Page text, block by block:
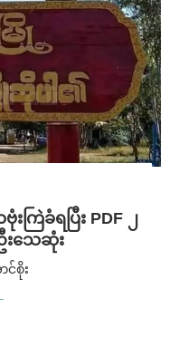
ကြဲခံရပြီး PDF ၂
းသေဆုံး
င်စိုး